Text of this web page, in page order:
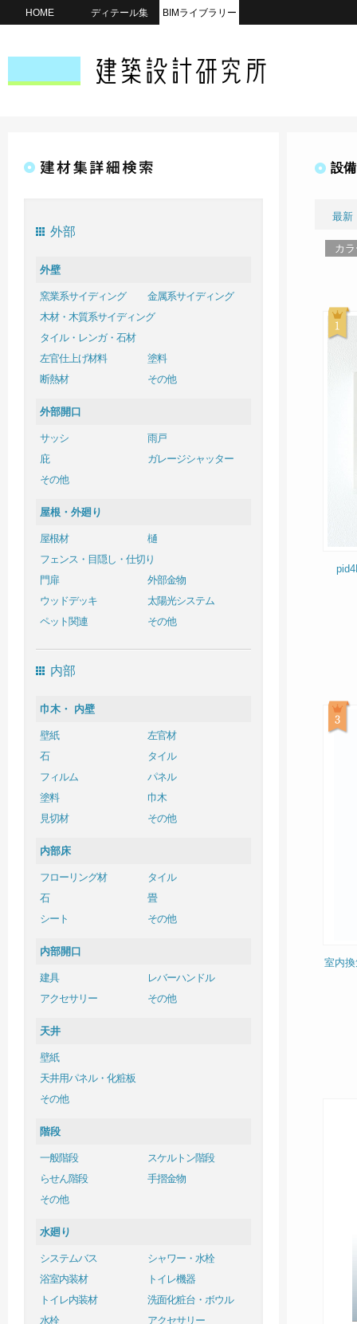
HOME ディテール集 BIMライブラリー
外部
外壁
窯業系サイディング
金属系サイディング
木材・木質系サイディング
タイル・レンガ・石材
左官仕上げ材料
塗料
断熱材
その他
外部開口
サッシ
雨戸
庇
ガレージシャッター
その他
屋根・外廻り
屋根材
樋
フェンス・目隠し・仕切り
門扉
外部金物
ウッドデッキ
太陽光システム
ペット関連
その他
内部
巾木・ 内壁
壁紙
左官材
石
タイル
フィルム
パネル
塗料
巾木
見切材
その他
内部床
フローリング材
タイル
石
畳
シート
その他
内部開口
建具
レバーハンドル
アクセサリー
その他
天井
壁紙
天井用パネル・化粧板
その他
階段
一般階段
スケルトン階段
らせん階段
手摺金物
その他
水廻り
システムバス
シャワー・水栓
浴室内装材
トイレ機器
トイレ内装材
洗面化粧台・ボウル
水栓
アクセサリー
設備
最新
カ
室内